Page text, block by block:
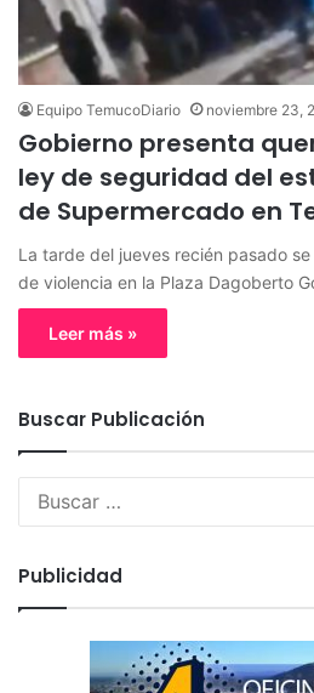
Equipo TemucoDiario noviembre 23,
Gobierno presenta
ley de seguridad del
de Supermercado en
La tarde del jueves recién pasado
de violencia en la Plaza Dagoberto
Leer más »
Buscar Publicación
Publicidad